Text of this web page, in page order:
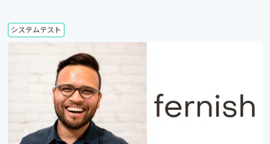
システムテスト